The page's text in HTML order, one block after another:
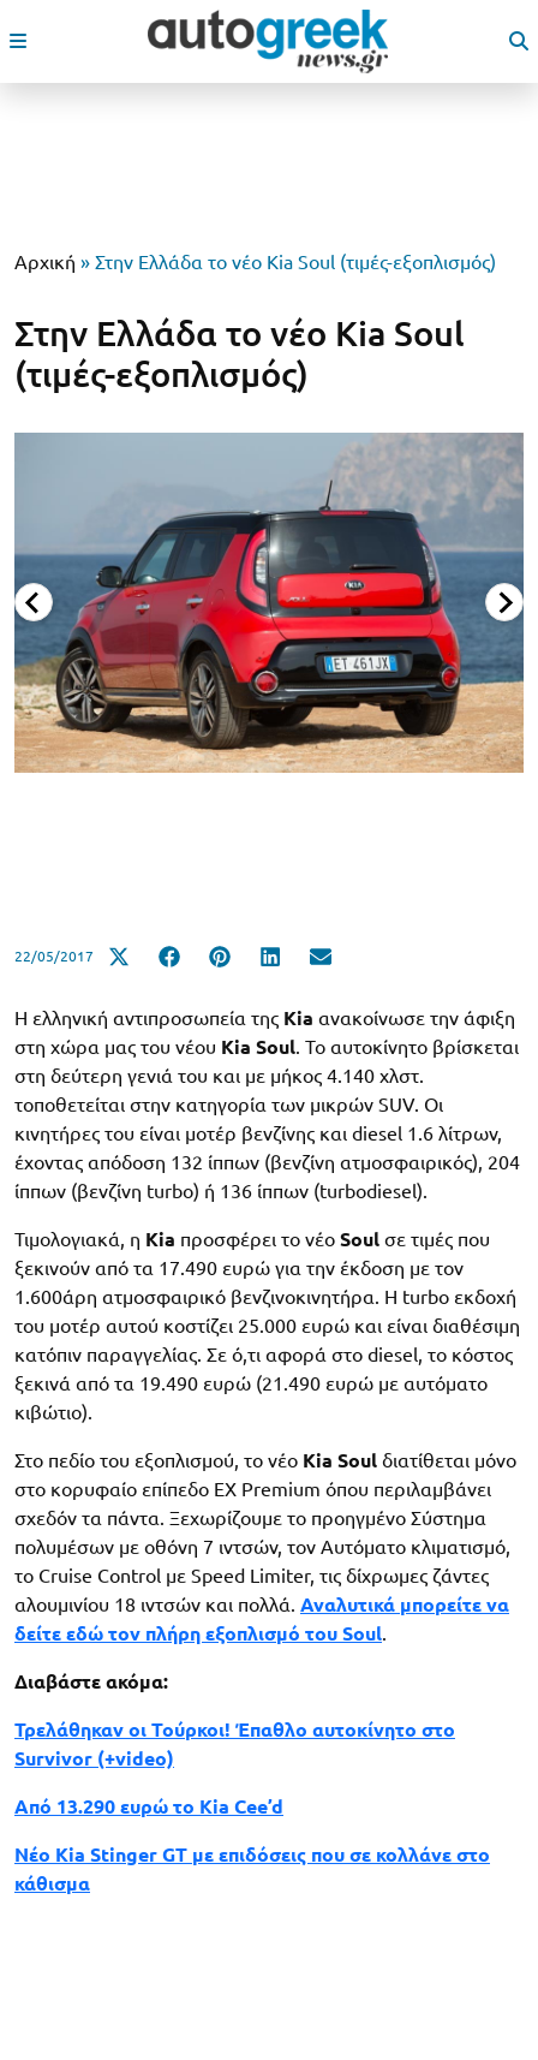
Αρχική » Στην Ελλάδα το νέο Kia Soul (τιμές-εξοπλισμός)
Στην Ελλάδα το νέο Kia Soul
(τιμές-εξοπλισμός)
22/05/2017
Η ελληνική αντιπροσωπεία της Kia ανακοίνωσε την άφιξη
στη χώρα μας του νέου Kia Soul. Το αυτοκίνητο βρίσκεται
στη δεύτερη γενιά του και με μήκος 4.140 χλστ.
τοποθετείται στην κατηγορία των μικρών SUV. Οι
κινητήρες του είναι μοτέρ βενζίνης και diesel 1.6 λίτρων,
έχοντας απόδοση 132 ίππων (βενζίνη ατμοσφαιρικός), 204
ίππων (βενζίνη turbo) ή 136 ίππων (turbodiesel).
Τιμολογιακά, η Kia προσφέρει το νέο Soul σε τιμές που
ξεκινούν από τα 17.490 ευρώ για την έκδοση με τον
1.600άρη ατμοσφαιρικό βενζινοκινητήρα. Η turbo εκδοχή
του μοτέρ αυτού κοστίζει 25.000 ευρώ και είναι διαθέσιμη
κατόπιν παραγγελίας. Σε ό,τι αφορά στο diesel, το κόστος
ξεκινά από τα 19.490 ευρώ (21.490 ευρώ με αυτόματο
κιβώτιο).
Στο πεδίο του εξοπλισμού, το νέο Kia Soul διατίθεται μόνο
στο κορυφαίο επίπεδο EX Premium όπου περιλαμβάνει
σχεδόν τα πάντα. Ξεχωρίζουμε το προηγμένο Σύστημα
πολυμέσων με οθόνη 7 ιντσών, τον Αυτόματο κλιματισμό,
το Cruise Control με Speed Limiter, τις δίχρωμες ζάντες
αλουμινίου 18 ιντσών και πολλά. Αναλυτικά μπορείτε να
δείτε εδώ τον πλήρη εξοπλισμό του Soul.
Διαβάστε ακόμα:
Τρελάθηκαν οι Τούρκοι! Έπαθλο αυτοκίνητο στο
Survivor (+video)
Από 13.290 ευρώ το Kia Cee’d
Νέο Kia Stinger GT με επιδόσεις που σε κολλάνε στο
κάθισμα